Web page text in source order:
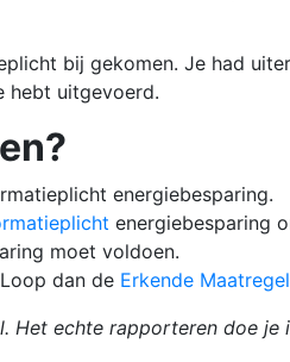
bij gekomen. Je had
hebt uitgevoerd.
energiebesparing.
energiebesparing
moet voldoen.
dan de Erkende
Het echte rapporteren doe je